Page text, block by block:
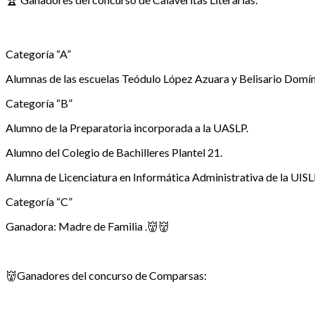
Categoría “A”
Alumnas de las escuelas Teódulo López Azuara y Belisario
Categoría “B”
Alumno de la Preparatoria incorporada a la UASLP.
Alumno del Colegio de Bachilleres Plantel 21.
Alumna de Licenciatura en Informática Administrativa de la
Categoría “C”
Ganadora: Madre de Familia .👹👹
👹Ganadores del concurso de Comparsas: